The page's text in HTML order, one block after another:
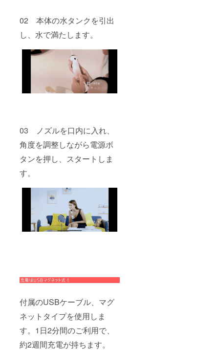
02 本体の水タンクを引出
し、水で満たします。
03 ノズルを口内に入れ、
角度を調整しながら電源ボ
タンを押し、スタートしま
す。
付属のUSBケーブル、マグ
ネットタイプを使用しま
す。1日2分間のご利用で、
約2週間充電が持ちます。